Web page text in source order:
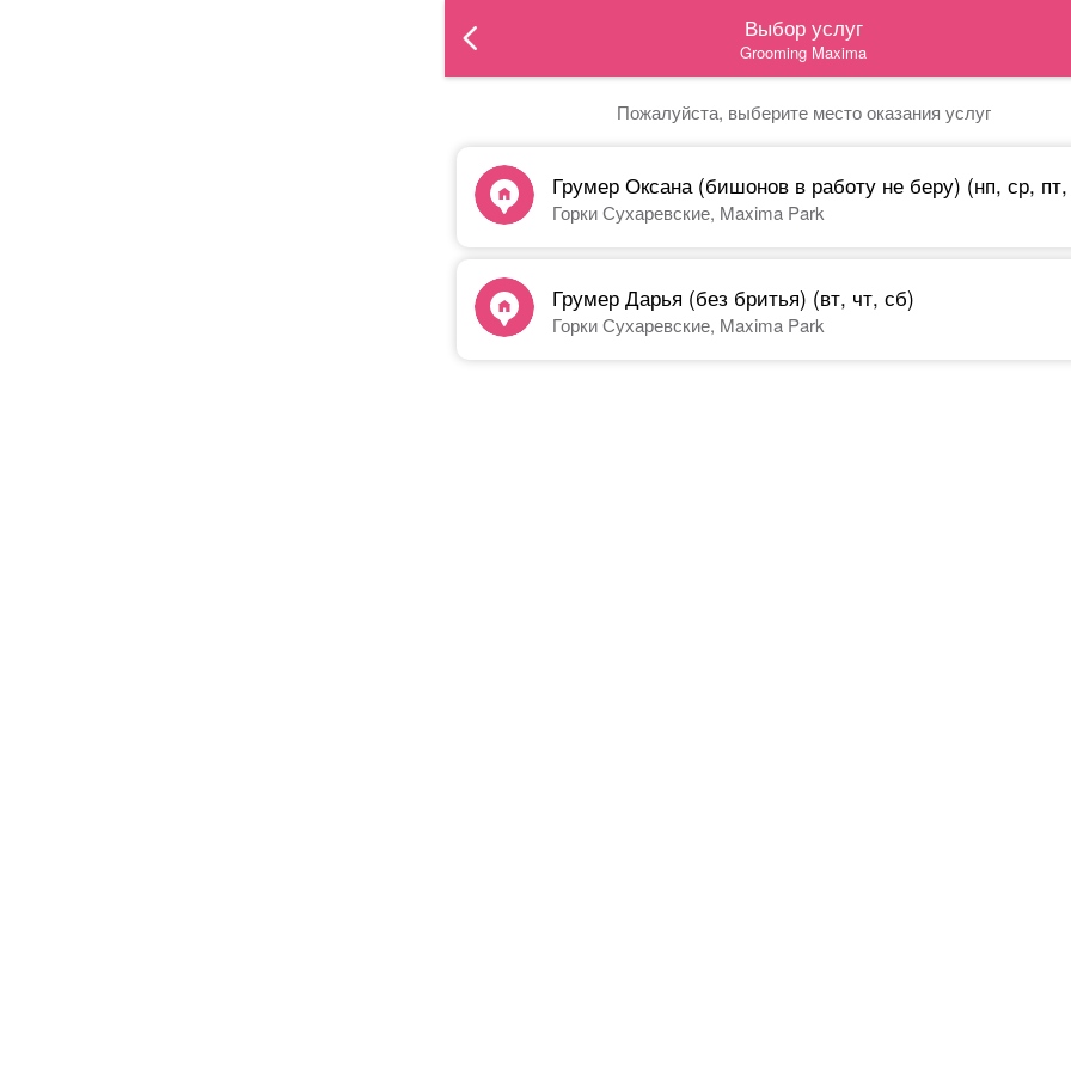
Выбор услуг
Grooming Maxima
Пожалуйста, выберите место оказания услуг
Грумер Оксана (бишонов в работу не беру) (нп, ср,
Горки Сухаревские, Maxima Park
Грумер Дарья (без бритья) (вт, чт, сб)
Горки Сухаревские, Maxima Park